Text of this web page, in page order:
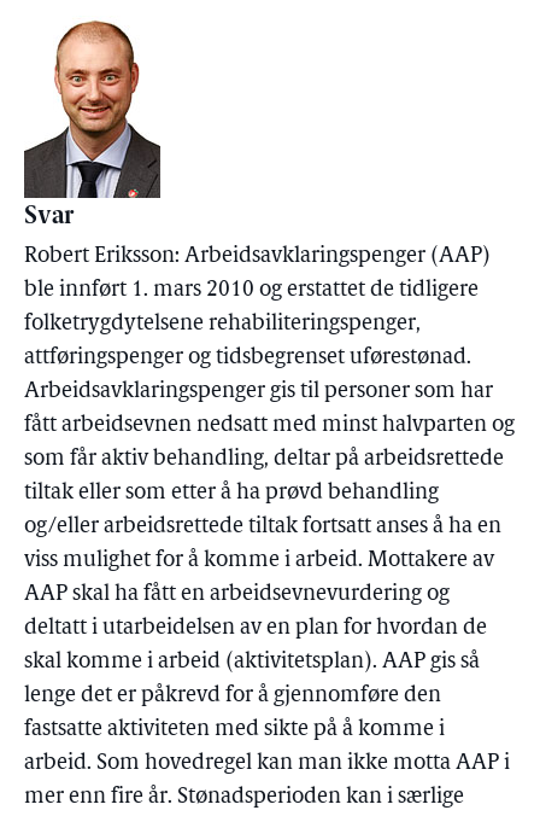
Svar
Robert Eriksson: Arbeidsavklaringspenger (AAP)
ble innført 1. mars 2010 og erstattet de tidligere
folketrygdytelsene rehabiliteringspenger,
attføringspenger og tidsbegrenset uførestønad.
Arbeidsavklaringspenger gis til personer som har
fått arbeidsevnen nedsatt med minst halvparten og
som får aktiv behandling, deltar på arbeidsrettede
tiltak eller som etter å ha prøvd behandling
og/eller arbeidsrettede tiltak fortsatt anses å ha en
viss mulighet for å komme i arbeid. Mottakere av
AAP skal ha fått en arbeidsevnevurdering og
deltatt i utarbeidelsen av en plan for hvordan de
skal komme i arbeid (aktivitetsplan). AAP gis så
lenge det er påkrevd for å gjennomføre den
fastsatte aktiviteten med sikte på å komme i
arbeid. Som hovedregel kan man ikke motta AAP i
mer enn fire år. Stønadsperioden kan i særlige